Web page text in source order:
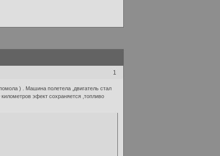
1
) . Машина полетела ,двигатель стал
эфект сохраняется ,топливо